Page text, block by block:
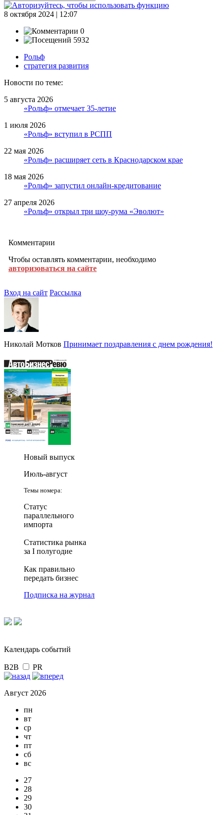
8 октября 2024 | 12:07
0
5932
Рольф
стратегия развития
Новости по теме:
5 августа 2026
«Рольф» отмечает 35-летие
1 июля 2026
«Рольф» вступил в РСПП
22 мая 2026
«Рольф» расширяет сеть в Краснодарском крае
18 мая 2026
«Рольф» запустил онлайн-кредитование
27 апреля 2026
«Рольф» открыл три шоу-рума «Эволют»
Комментарии
Чтобы оставлять комментарии, необходимо
авторизоваться на сайте
Вход на сайт Рассылка
Николай Мотков Принимает поздравления с днем рождения!
Новый выпуск
Июль-август
Темы номера:
Статус
параллельного
импорта
Статистика рынка
за I полугодие
Как правильно
передать бизнес
Подписка на журнал
Календарь событий
B2B PR
Август 2026
пн
вт
ср
чт
пт
сб
вс
27
28
29
30